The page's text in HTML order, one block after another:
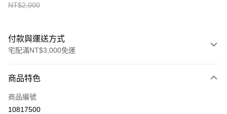
NT$2,000
付款與運送方式
宅配滿NT$3,000免運
信用卡一次付款
信用卡分期付款
商品特色
商品編號
10817500